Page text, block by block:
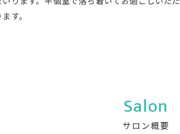
す。
サロン概要
Salon